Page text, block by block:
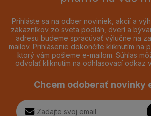
Prihláste sa na odber noviniek, akcií a
zákazníkov zo sveta podláh, dverí a
adresu budeme spracúvať výlučne na
mailov. Prihlásenie dokončíte kliknutím na
ktorý vám pošleme e-mailom. Súhlas
odvolať kliknutím na odhlasovací odkaz
Chcem odoberať novinky